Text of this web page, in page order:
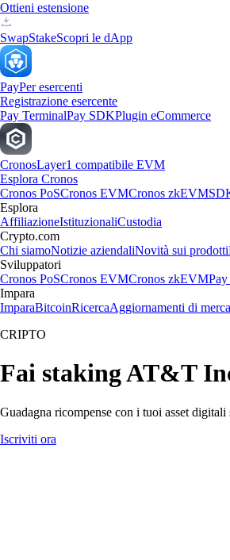
Ottieni estensione
SwapStakeScopri le dApp
PayPer esercenti
Registrazione esercente
Pay TerminalPay SDKPlugin eCommerce
CronosLayer1 compatibile EVM
Esplora Cronos
Cronos PoSCronos EVMCronos zkEVM
Esplora
AffiliazioneIstituzionaliCustodia
Crypto.com
Chi siamoNotizie aziendaliNovità sui prodotti
Sviluppatori
Cronos PoSCronos EVMCronos zkEVM
Impara
ImparaBitcoinRicercaAggiornamenti di
CRIPTO
Fai staking AT&T
Guadagna ricompense con i tuoi asset
Iscriviti ora